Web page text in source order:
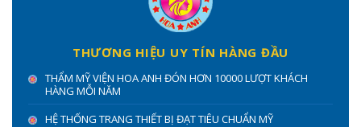
THƯƠNG HIỆU UY TÍN HÀNG ĐẦU
THẨM MỸ VIỆN HOA ANH ĐÓN HƠN 10000 LƯỢT KHÁCH
HÀNG MỖI NĂM
HỆ THỐNG TRANG THIẾT BỊ ĐẠT TIÊU CHUẨN MỸ